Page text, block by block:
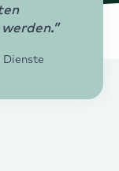
Dienste